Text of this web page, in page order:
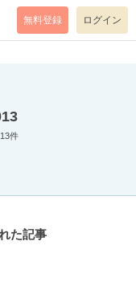
level=notice
無料登録 ログイン
件
た記事